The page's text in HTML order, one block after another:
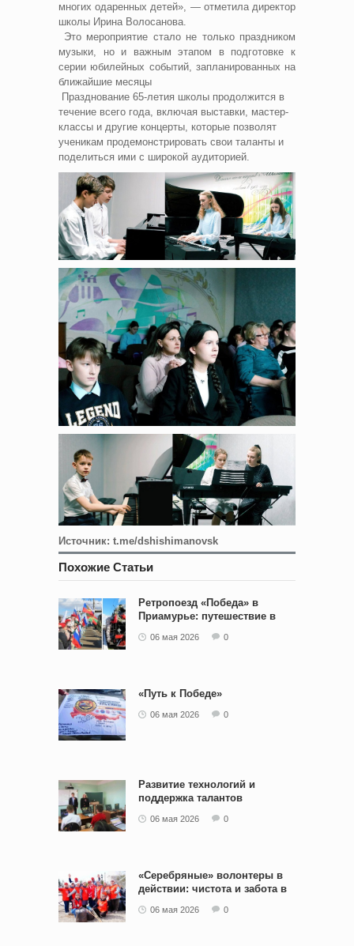
многих одаренных детей», — отметила директор
школы Ирина Волосанова.
Это мероприятие стало не только праздником
музыки, но и важным этапом в подготовке к
серии юбилейных событий, запланированных на
ближайшие месяцы
Празднование 65-летия школы продолжится в
течение всего года, включая выставки, мастер-
классы и другие концерты, которые позволят
ученикам продемонстрировать свои таланты и
поделиться ими с широкой аудиторией.
Источник: t.me/dshishimanovsk
Похожие Статьи
Ретропоезд «Победа» в
Приамурье: путешествие в
06 мая 2026 0
«Путь к Победе»
06 мая 2026 0
Развитие технологий и
поддержка талантов
06 мая 2026 0
«Серебряные» волонтеры в
действии: чистота и забота в
06 мая 2026 0